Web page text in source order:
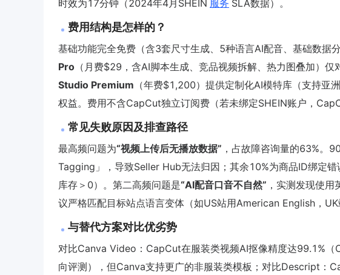
时效为17分钟（2024年4月SHEIN 服务 SLA数据）。
费用结构是怎样的？
基础功能完全免费（含3套尺寸生成、5种语言AI配音、基础数据
Pro （月费$29，含AI脚本生成、竞品视频拆解、热力图叠加）
Studio Premium （年费$1,200）提供定制化AI模特库（支持亚
权益。费用不含CapCut独立订阅费（若未绑定SHEIN账户，
常见失败原因及排查路径
最高频问题为“视频上传后无播放数据” ，占故障咨询量的63%。
Tagging」，导致Seller Hub无法归因；其余10%为商品ID绑定
库存＞0）。第二高频问题是“AI配音口音不自然” ，实测发现使
议严格匹配目标站点语言变体（如US站用American English，UK
与替代方案对比优劣势
对比Canva Video：CapCut在服装类视频AI抠像精度达99.1%
向评测），但Canva支持更广的非服装类模板；对比Descript：